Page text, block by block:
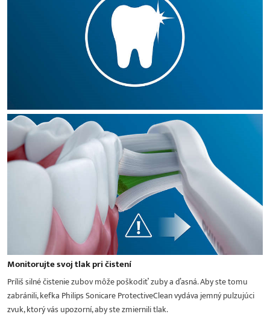
Monitorujte svoj tlak pri čistení
Príliš silné čistenie zubov môže poškodiť zuby a ďasná. Aby ste tomu
zabránili, kefka Philips Sonicare ProtectiveClean vydáva jemný pulzujúci
zvuk, ktorý vás upozorní, aby ste zmiernili tlak.